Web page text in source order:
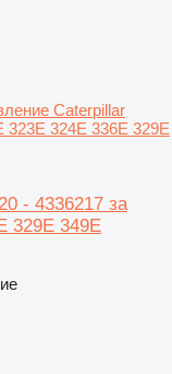
Caterpillar
323E 324E 336E 329E
- 4336217 за
329E 349E